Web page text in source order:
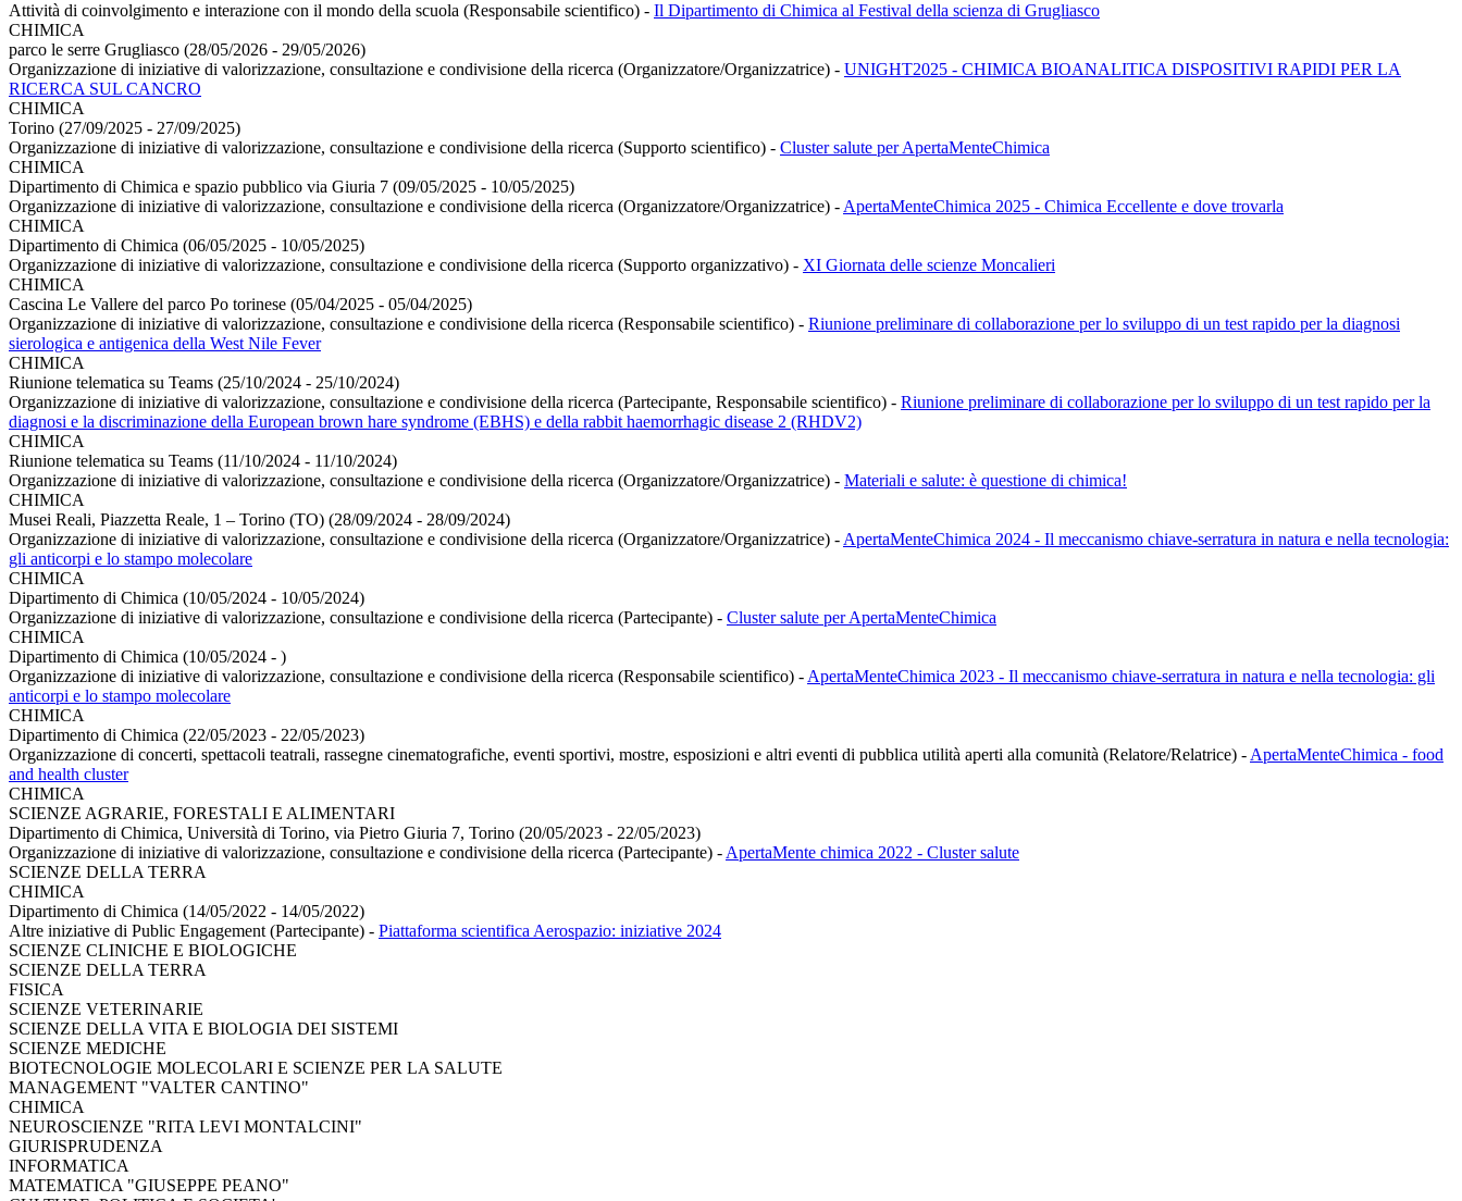
Attività di coinvolgimento e interazione con il mondo della scuola (Responsabile scientifico) - Il Dipartimento di Chimica al Festival della scienza di Grugliasco
CHIMICA
parco le serre Grugliasco (28/05/2026 - 29/05/2026)
Organizzazione di iniziative di valorizzazione, consultazione e condivisione della ricerca (Organizzatore/Organizzatrice) - UNIGHT2025 - CHIMICA BIOANALITICA DISPOSITIVI RAPIDI PER LA
RICERCA SUL CANCRO
CHIMICA
Torino (27/09/2025 - 27/09/2025)
Organizzazione di iniziative di valorizzazione, consultazione e condivisione della ricerca (Supporto scientifico) - Cluster salute per ApertaMenteChimica
CHIMICA
Dipartimento di Chimica e spazio pubblico via Giuria 7 (09/05/2025 - 10/05/2025)
Organizzazione di iniziative di valorizzazione, consultazione e condivisione della ricerca (Organizzatore/Organizzatrice) -ApertaMenteChimica 2025 - Chimica Eccellente e dove trovarla
CHIMICA
Dipartimento di Chimica (06/05/2025 - 10/05/2025)
Organizzazione di iniziative di valorizzazione, consultazione e condivisione della ricerca (Supporto organizzativo) - XI Giornata delle scienze Moncalieri
CHIMICA
Cascina Le Vallere del parco Po torinese (05/04/2025 - 05/04/2025)
Organizzazione di iniziative di valorizzazione, consultazione e condivisione della ricerca (Responsabile scientifico) - Riunione preliminare di collaborazione per lo sviluppo di un test rapido per la diagnosi
sierologica e antigenica della West Nile Fever
CHIMICA
Riunione telematica su Teams (25/10/2024 - 25/10/2024)
Organizzazione di iniziative di valorizzazione, consultazione e condivisione della ricerca (Partecipante, Responsabile scientifico) - Riunione preliminare di collaborazione per lo sviluppo di un test rapido per la
diagnosi e la discriminazione della European brown hare syndrome (EBHS) e della rabbit haemorrhagic disease 2 (RHDV2)
CHIMICA
Riunione telematica su Teams (11/10/2024 - 11/10/2024)
Organizzazione di iniziative di valorizzazione, consultazione e condivisione della ricerca (Organizzatore/Organizzatrice) - Materiali e salute: è questione di chimica!
CHIMICA
Musei Reali, Piazzetta Reale, 1 – Torino (TO) (28/09/2024 - 28/09/2024)
Organizzazione di iniziative di valorizzazione, consultazione e condivisione della ricerca (Organizzatore/Organizzatrice) -ApertaMenteChimica 2024 - Il meccanismo chiave-serratura in natura e nella tecnologia:
gli anticorpi e lo stampo molecolare
CHIMICA
Dipartimento di Chimica (10/05/2024 - 10/05/2024)
Organizzazione di iniziative di valorizzazione, consultazione e condivisione della ricerca (Partecipante) - Cluster salute per ApertaMenteChimica
CHIMICA
Dipartimento di Chimica (10/05/2024 - )
Organizzazione di iniziative di valorizzazione, consultazione e condivisione della ricerca (Responsabile scientifico) -ApertaMenteChimica 2023 - Il meccanismo chiave-serratura in natura e nella tecnologia: gli
anticorpi e lo stampo molecolare
CHIMICA
Dipartimento di Chimica (22/05/2023 - 22/05/2023)
Organizzazione di concerti, spettacoli teatrali, rassegne cinematografiche, eventi sportivi, mostre, esposizioni e altri eventi di pubblica utilità aperti alla comunità (Relatore/Relatrice) -ApertaMenteChimica - food
and health cluster
CHIMICA
SCIENZE AGRARIE, FORESTALI E ALIMENTARI
Dipartimento di Chimica, Università di Torino, via Pietro Giuria 7, Torino (20/05/2023 - 22/05/2023)
Organizzazione di iniziative di valorizzazione, consultazione e condivisione della ricerca (Partecipante) -ApertaMente chimica 2022 - Cluster salute
SCIENZE DELLA TERRA
CHIMICA
Dipartimento di Chimica (14/05/2022 - 14/05/2022)
Altre iniziative di Public Engagement (Partecipante) - Piattaforma scientifica Aerospazio: iniziative 2024
SCIENZE CLINICHE E BIOLOGICHE
SCIENZE DELLA TERRA
FISICA
SCIENZE VETERINARIE
SCIENZE DELLA VITA E BIOLOGIA DEI SISTEMI
SCIENZE MEDICHE
BIOTECNOLOGIE MOLECOLARI E SCIENZE PER LA SALUTE
MANAGEMENT "VALTER CANTINO"
CHIMICA
NEUROSCIENZE "RITA LEVI MONTALCINI"
GIURISPRUDENZA
INFORMATICA
MATEMATICA "GIUSEPPE PEANO"